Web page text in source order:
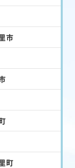
市
町